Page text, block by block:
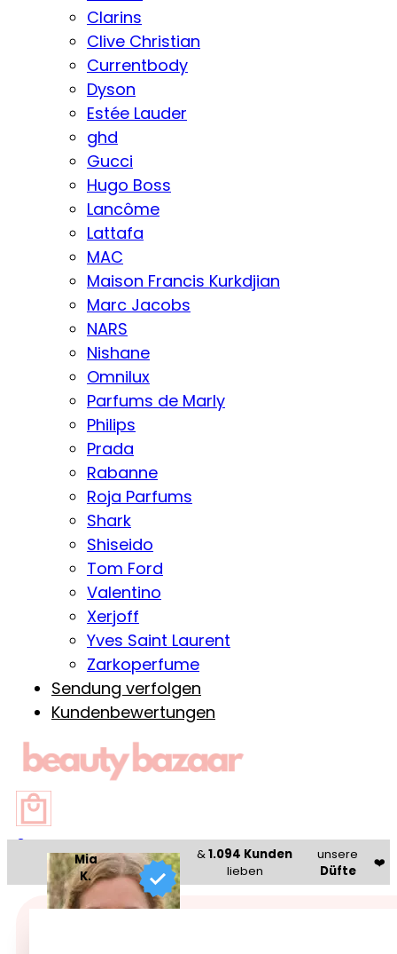
Clarins
Clive Christian
Currentbody
Dyson
Estée Lauder
ghd
Gucci
Hugo Boss
Lancôme
Lattafa
MAC
Maison Francis Kurkdjian
Marc Jacobs
NARS
Nishane
Omnilux
Parfums de Marly
Philips
Prada
Rabanne
Roja Parfums
Shark
Shiseido
Tom Ford
Valentino
Xerjoff
Yves Saint Laurent
Zarkoperfume
Sendung verfolgen
Kundenbewertungen
0
Mia
K.
&1.094 Kunden
lieben
unsere
Düfte
❤️